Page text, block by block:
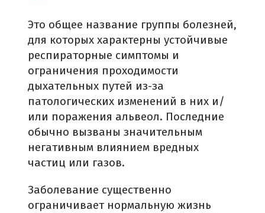
Это общее название группы болезней,
для которых характерны устойчивые
респираторные симптомы и
ограничения проходимости
дыхательных путей из-за
патологических изменений в них и/
или поражения альвеол. Последние
обычно вызваны значительным
негативным влиянием вредных
частиц или газов.
Заболевание существенно
ограничивает нормальную жизнь